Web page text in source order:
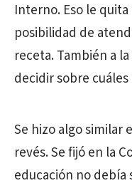
Interno. Eso le
posibilidad de
receta. También a
decidir sobre
Se hizo algo similar
revés. Se fijó en la
educación no